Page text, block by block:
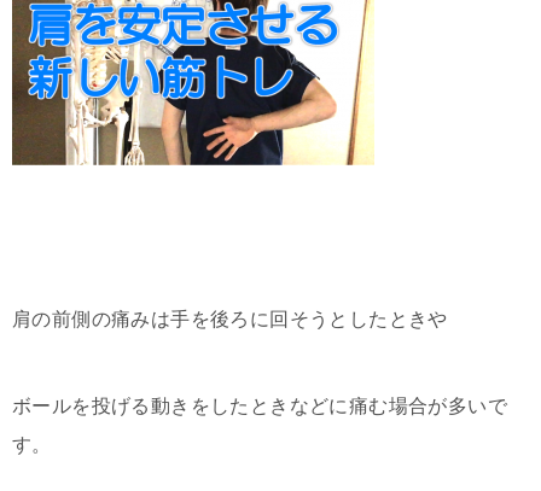
肩の前側の痛みは手を後ろに回そうとしたときや
ボールを投げる動きをしたときなどに痛む場合が多いで
す。